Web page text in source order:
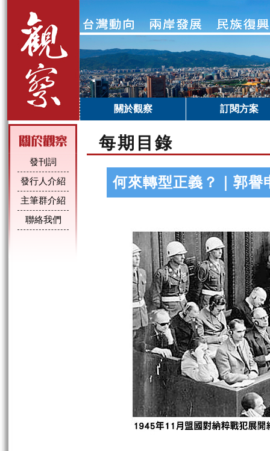
關於觀察 訂閱方案
發刊詞
發行人介紹
主筆群介紹
聯絡我們
每期目錄
何來轉型正義？｜郭譽